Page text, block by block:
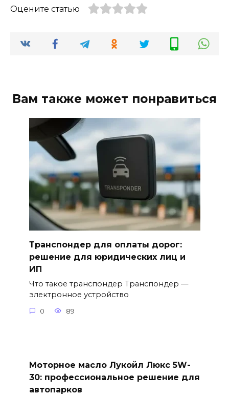
Оцените статью
Вам также может понравиться
Транспондер для оплаты дорог:
решение для юридических лиц и
ИП
Что такое транспондер Транспондер —
электронное устройство
0 89
Моторное масло Лукойл Люкс 5W-
30: профессиональное решение для
автопарков